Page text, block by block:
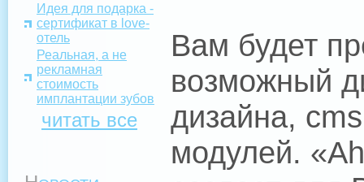
Идея для подарка -
сертификат в love-
отель
Реальная, а не
рекламная
стоимость
имплантации зубов
читать все
Вам будет
возможный
дизайна,
модулей.